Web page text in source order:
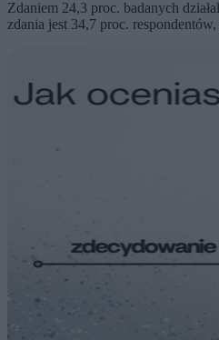
Zdaniem 24,3 proc. badanych
zdania jest 34,7 proc.